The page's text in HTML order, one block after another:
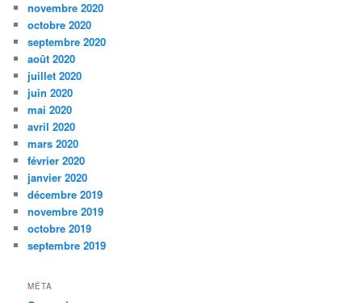
novembre 2020
octobre 2020
septembre 2020
août 2020
juillet 2020
juin 2020
mai 2020
avril 2020
mars 2020
février 2020
janvier 2020
décembre 2019
novembre 2019
octobre 2019
septembre 2019
MÉTA